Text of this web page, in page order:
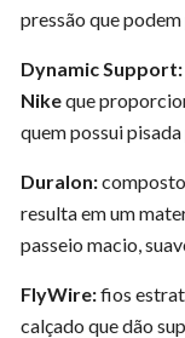
pressão que
Dynamic Support:
Nikeque
quem possui
Duralon:
resulta em um
passeio macio,
FlyWire:fios
calçado que dão